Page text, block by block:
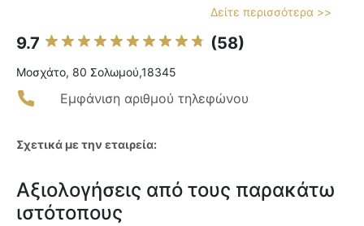
Δείτε περισσότερα >>
9.7 (58)
Μοσχάτο, 80 Σολωμού,18345
Εμφάνιση αριθμού τηλεφώνου
Σχετικά με την εταιρεία:
Αξιολογήσεις από τους παρακάτω
ιστότοπους